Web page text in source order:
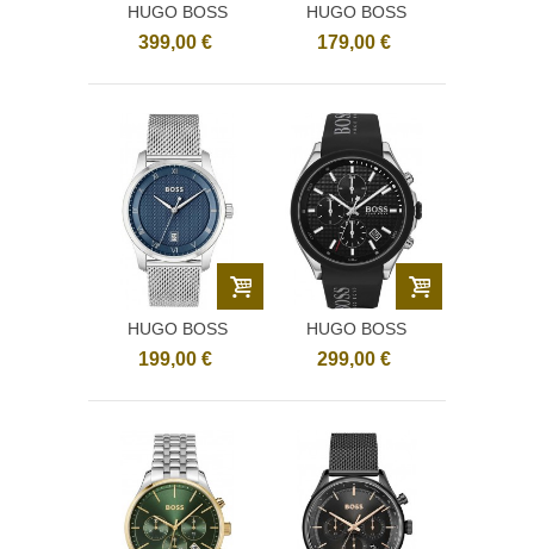
HUGO BOSS
1514083
399,00 €
HUGO BOSS
1514122
179,00 €
HUGO BOSS
1514115
199,00 €
HUGO BOSS
1513716
299,00 €